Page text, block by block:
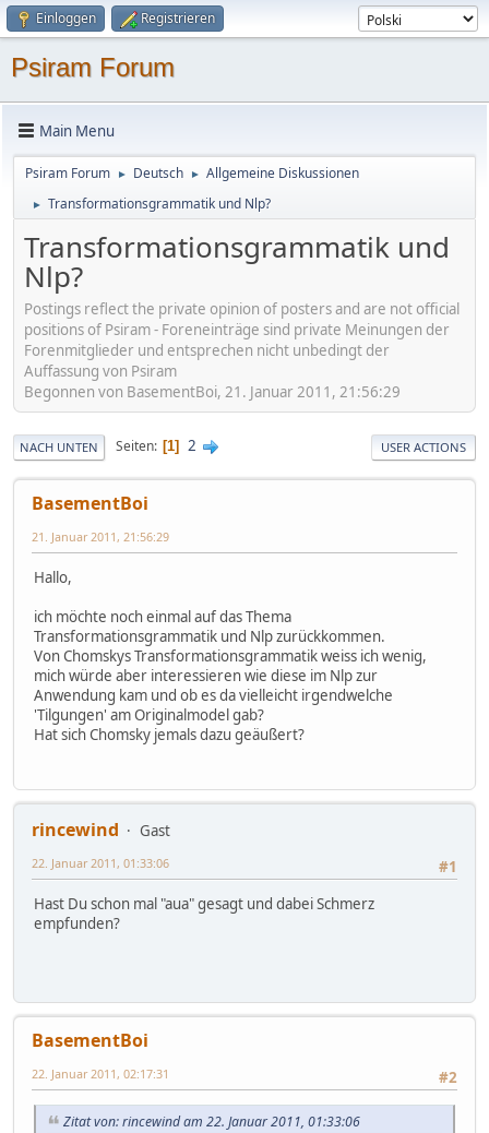
Einloggen Registrieren
Psiram Forum
Main Menu
Psiram Forum ► Deutsch ► Allgemeine Diskussionen
► Transformationsgrammatik und Nlp?
Transformationsgrammatik und
Nlp?
Postings reflect the private opinion of posters and are not official
positions of Psiram - Foreneinträge sind private Meinungen der
Forenmitglieder und entsprechen nicht unbedingt der
Auffassung von Psiram
Begonnen von BasementBoi, 21. Januar 2011, 21:56:29
NACH UNTEN Seiten 1 2 USER ACTIONS
BasementBoi
21. Januar 2011, 21:56:29
Hallo,
ich möchte noch einmal auf das Thema
Transformationsgrammatik und Nlp zurückkommen.
Von Chomskys Transformationsgrammatik weiss ich wenig,
mich würde aber interessieren wie diese im Nlp zur
Anwendung kam und ob es da vielleicht irgendwelche
'Tilgungen' am Originalmodel gab?
Hat sich Chomsky jemals dazu geäußert?
rincewind
Gast
#1
22. Januar 2011, 01:33:06
Hast Du schon mal "aua" gesagt und dabei Schmerz
empfunden?
BasementBoi
#2
22. Januar 2011, 02:17:31
Zitat von: rincewind am 22. Januar 2011, 01:33:06